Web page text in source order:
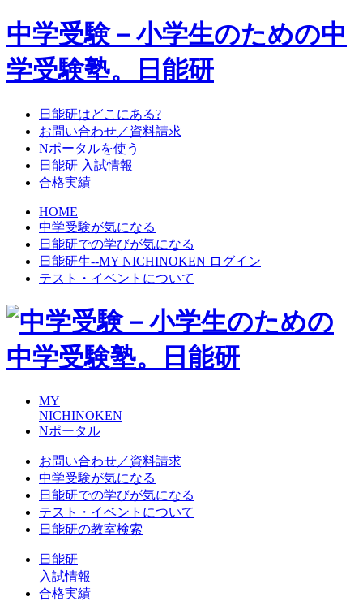
中学受験－小学生のための中
学受験塾。日能研
日能研はどこにある?
お問い合わせ／資料請求
Nポータルを使う
日能研 入試情報
合格実績
HOME
中学受験が気になる
日能研での学びが気になる
日能研生--MY NICHINOKEN ログイン
テスト・イベントについて
MY
NICHINOKEN
Nポータル
お問い合わせ／資料請求
中学受験が気になる
日能研での学びが気になる
テスト・イベントについて
日能研の教室検索
日能研
入試情報
合格実績